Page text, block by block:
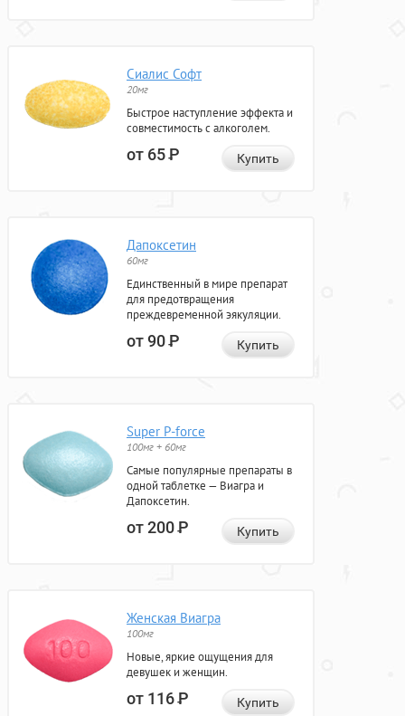
Сиалис Софт
20мг
Быстрое наступление эффекта и
совместимость с алкоголем.
от 65Р Купить
Дапоксетин
60мг
Единственный в мире препарат
для предотвращения
преждевременной эякуляции.
от 90Р Купить
Super P-force
100мг + 60мг
Самые популярные препараты в
одной таблетке — Виагра и
Дапоксетин.
от 200Р Купить
Женская Виагра
100мг
Новые, яркие ощущения для
девушек и женщин.
от 116Р Купить